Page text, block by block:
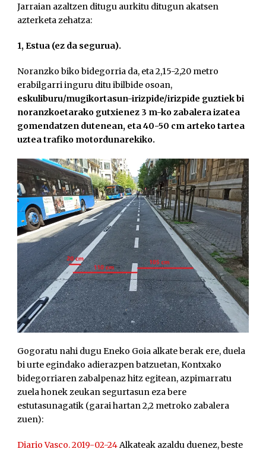
Jarraian azaltzen ditugu aurkitu ditugun akatsen
azterketa zehatza:
1, Estua (ez da segurua).
Noranzko biko bidegorria da, eta 2,15-2,20 metro
erabilgarri inguru ditu ibilbide osoan,
eskuliburu/mugikortasun-irizpide/irizpide guztiek bi
noranzkoetarako gutxienez 3 m-ko zabalera izatea
gomendatzen dutenean, eta 40-50 cm arteko tartea
uztea trafiko motordunarekiko.
Gogoratu nahi dugu Eneko Goia alkate berak ere, duela
bi urte egindako adierazpen batzuetan, Kontxako
bidegorriaren zabalpenaz hitz egitean, azpimarratu
zuela honek zeukan segurtasun eza bere
estutasunagatik (garai hartan 2,2 metroko zabalera
zuen):
Diario Vasco. 2019-02-24 Alkateak azaldu duenez, beste